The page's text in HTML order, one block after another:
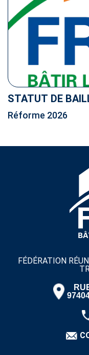
STATUT DE
Réforme 2026
FÉDÉRATION